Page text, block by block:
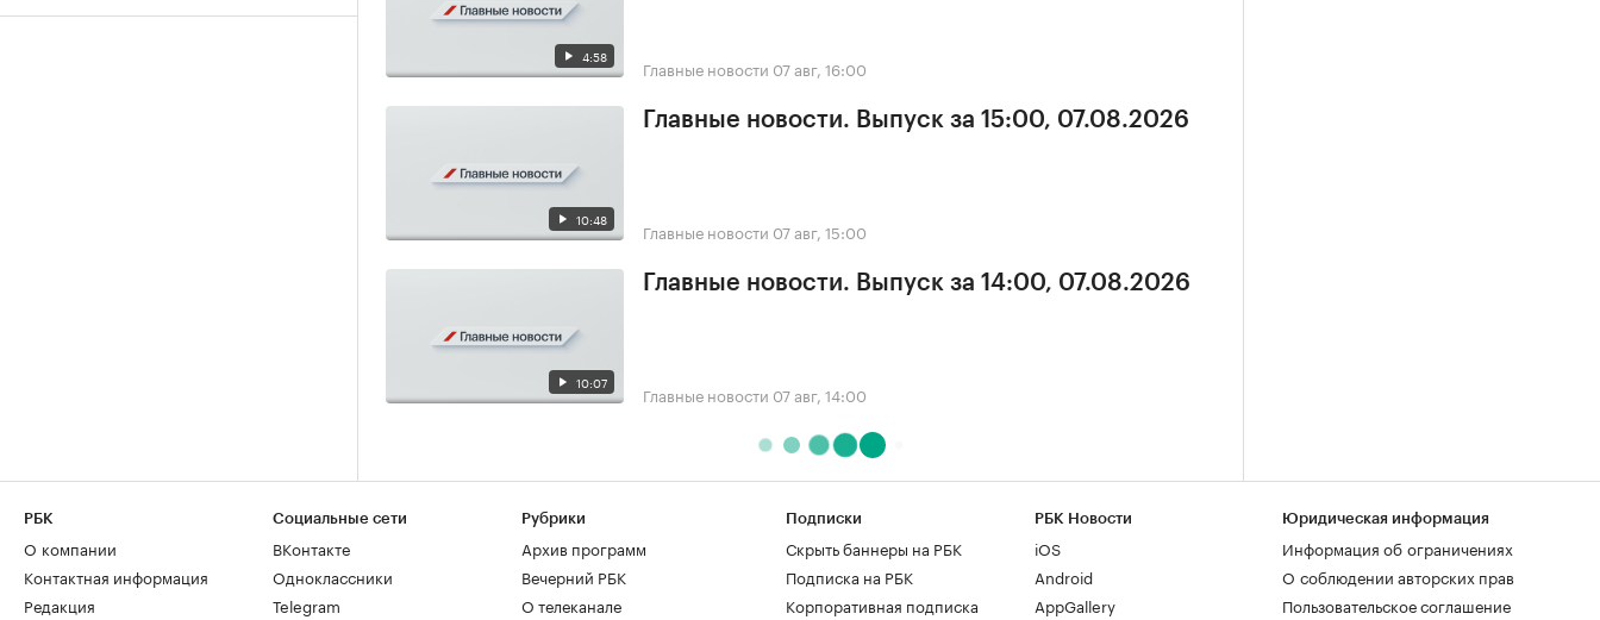
4:58 Главные новости 07 авг, 16:00
10:48
Главные новости. Выпуск за 15:00, 07.08.2026
Главные новости 07 авг, 15:00
10:07
Главные новости. Выпуск за 14:00, 07.08.2026
Главные новости 07 авг, 14:00
РБК
О компании
Контактная информация
Редакция
Социальные сети
ВКонтакте
Одноклассники
Telegram
Рубрики
Архив программ
Вечерний РБК
О телеканале
Подписки
Скрыть баннеры на РБК
Подписка на РБК
Корпоративная подписка
РБК Новости
iOS
Android
AppGallery
Юридическая информация
Информация об ограничениях
О соблюдении авторских прав
Пользовательское соглашение